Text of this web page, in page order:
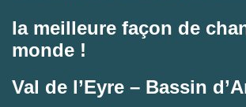
la meilleure façon de
monde !
Val de l’Eyre – Bassin